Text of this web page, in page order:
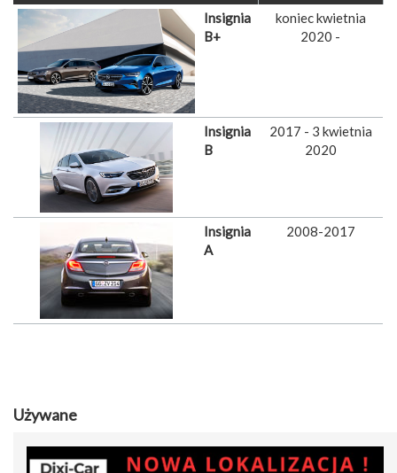
Insignia
B+
koniec kwietnia
2020 -
Insignia
B
2017 - 3 kwietnia
2020
Insignia
A
2008-2017
Używane